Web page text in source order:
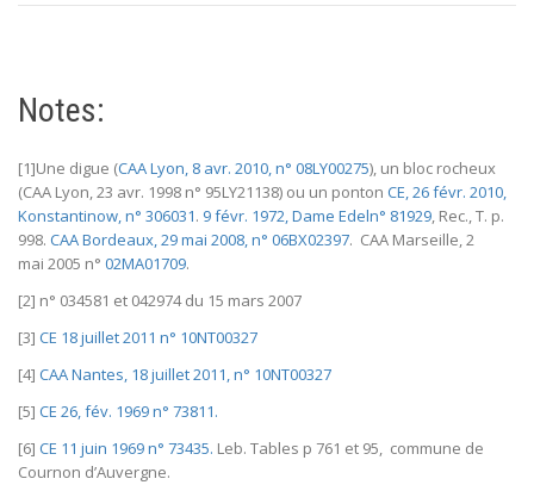
Notes:
[1]Une digue (CAA Lyon, 8 avr. 2010, n° 08LY00275), un bloc rocheux
(CAA Lyon, 23 avr. 1998 n° 95LY21138) ou un ponton CE, 26 févr. 2010,
Konstantinow, n° 306031. 9 févr. 1972, Dame Edeln° 81929, Rec., T. p.
998. CAA Bordeaux, 29 mai 2008, n° 06BX02397. CAA Marseille, 2
mai 2005 n° 02MA01709.
[2] n° 034581 et 042974 du 15 mars 2007
[3] CE 18 juillet 2011 n° 10NT00327
[4] CAA Nantes, 18 juillet 2011, n° 10NT00327
[5] CE 26, fév. 1969 n° 73811.
[6] CE 11 juin 1969 n° 73435. Leb. Tables p 761 et 95, commune de
Cournon d’Auvergne.